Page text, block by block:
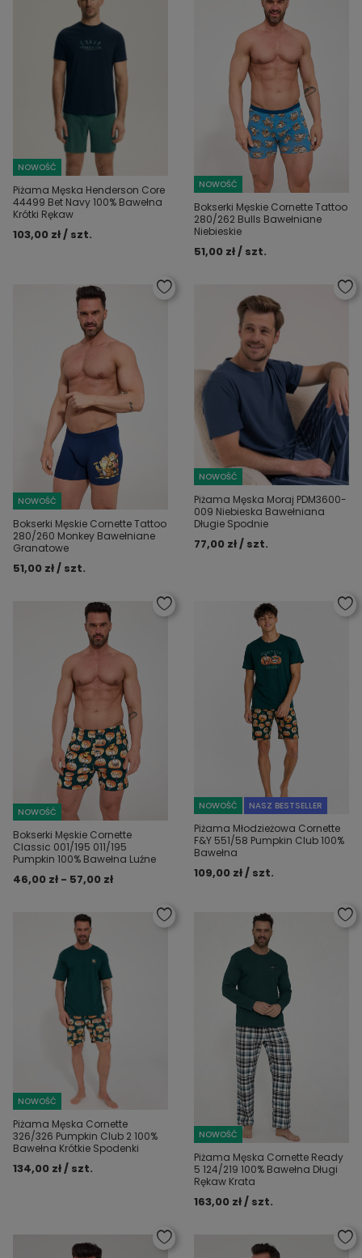
NOWOŚĆ
Piżama Męska Henderson Core
44499 Bet Navy 100% Bawełna
Krótki Rękaw
103,00 zł / szt.
NOWOŚĆ
Bokserki Męskie Cornette Tattoo
280/262 Bulls Bawełniane
Niebieskie
51,00 zł / szt.
NOWOŚĆ
Bokserki Męskie Cornette Tattoo
280/260 Monkey Bawełniane
Granatowe
51,00 zł / szt.
NOWOŚĆ
Piżama Męska Moraj PDM3600-
009 Niebieska Bawełniana
Długie Spodnie
77,00 zł / szt.
NOWOŚĆ
Bokserki Męskie Cornette
Classic 001/195 011/195
Pumpkin 100% Bawełna Luźne
46,00 zł - 57,00 zł
NOWOŚĆ NASZ BESTSELLER
Piżama Młodzieżowa Cornette
F&Y 551/58 Pumpkin Club 100%
Bawełna
109,00 zł / szt.
NOWOŚĆ
Piżama Męska Cornette
326/326 Pumpkin Club 2 100%
Bawełna Krótkie Spodenki
134,00 zł / szt.
NOWOŚĆ
Piżama Męska Cornette Ready
5 124/219 100% Bawełna Długi
Rękaw Krata
163,00 zł / szt.